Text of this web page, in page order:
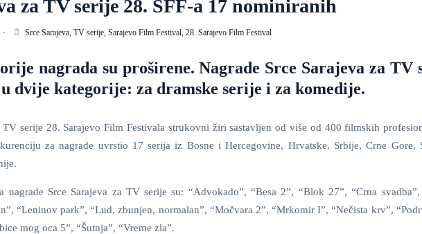
za TV serije 28. SFF-a 17 nominiranih
Srce Sarajeva, TV serije, Sarajevo Film Festival, 28. Sarajevo Film Festival
nagrada su proširene. Nagrade Srce Sarajeva za TV
dvije kategorije: za dramske serije i za komedije.
TV serije 28. Sarajevo Film Festivala strukovni žiri sastavljen od više od 400 filmskih
za nagrade uvrstio 17 serija iz Bosne i Hercegovine, Hrvatske, Srbije, Crne Gore,
nagrade Srce Sarajeva za TV serije su: “Advokado”, “Besa 2”, “Blok 27”, “Crna svadba”,
“Leninov park”, “Lud, zbunjen, normalan”, “Močvara 2”, “Mrkomir I”, “Nečista krv”,
mog oca 5”, “Šutnja”, “Vreme zla”.